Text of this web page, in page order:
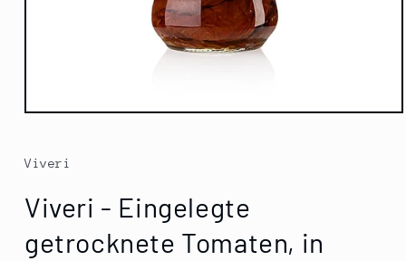
Medien
Modal
öffnen
Viveri
Viveri - Eingelegte
getrocknete Tomaten, in